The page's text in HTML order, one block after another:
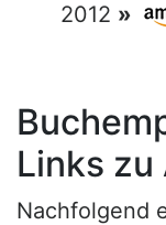
2012 »
Links zu
Nachfolgend